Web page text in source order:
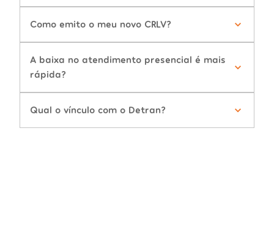
Como emito o meu novo CRLV?
A baixa no atendimento presencial é mais
rápida?
Qual o vínculo com o Detran?